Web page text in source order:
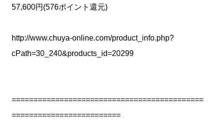
57,600円(576ポイント還元)
http://www.chuya-online.com/product_info.php?
cPath=30_240&products_id=20299
============================================
=========================